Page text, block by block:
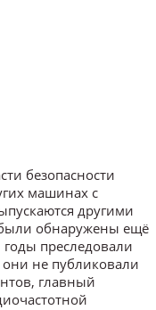
безопасности
машинах с
другими
обнаружены ещё
годы преследовали
они не публиковали
главный